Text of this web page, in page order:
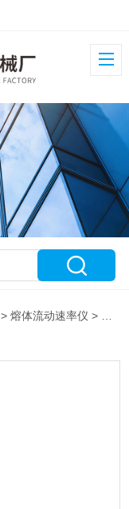
>熔体流动速率仪 > HRZ-400B熔体流动速率仪